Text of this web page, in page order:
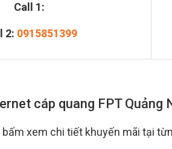
Call 1:
2: 0915851399
cáp quang FPT Quảng
bấm xem chi tiết khuyến mãi tại